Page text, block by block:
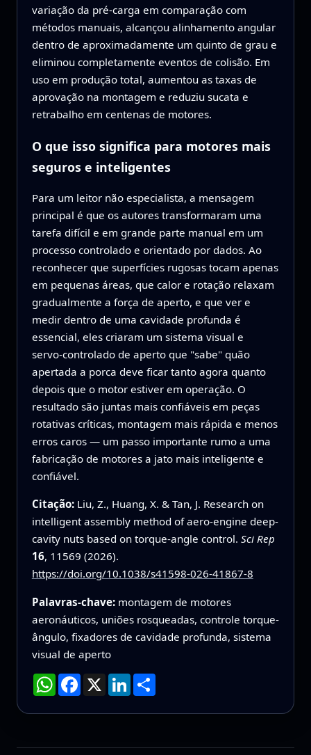
variação da pré‑carga em comparação com
métodos manuais, alcançou alinhamento angular
dentro de aproximadamente um quinto de grau e
eliminou completamente eventos de colisão. Em
uso em produção total, aumentou as taxas de
aprovação na montagem e reduziu sucata e
retrabalho em centenas de motores.
O que isso significa para motores mais
seguros e inteligentes
Para um leitor não especialista, a mensagem
principal é que os autores transformaram uma
tarefa difícil e em grande parte manual em um
processo controlado e orientado por dados. Ao
reconhecer que superfícies rugosas tocam apenas
em pequenas áreas, que calor e rotação relaxam
gradualmente a força de aperto, e que ver e
medir dentro de uma cavidade profunda é
essencial, eles criaram um sistema visual e
servo‑controlado de aperto que "sabe" quão
apertada a porca deve ficar tanto agora quanto
depois que o motor estiver em operação. O
resultado são juntas mais confiáveis em peças
rotativas críticas, montagem mais rápida e menos
erros caros — um passo importante rumo a uma
fabricação de motores a jato mais inteligente e
confiável.
Citação: Liu, Z., Huang, X. & Tan, J. Research on
intelligent assembly method of aero-engine deep-
cavity nuts based on torque-angle control. Sci Rep
16, 11569 (2026).
https://doi.org/10.1038/s41598-026-41867-8
Palavras-chave: montagem de motores
aeronáuticos, uniões rosqueadas, controle torque-
ângulo, fixadores de cavidade profunda, sistema
visual de aperto
WhatsApp
Facebook
X LinkedInCompartilhar